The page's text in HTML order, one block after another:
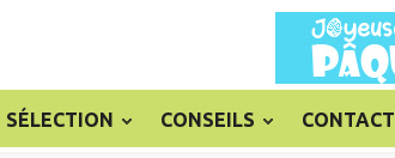
SÉLECTION CONSEILS CONTACT